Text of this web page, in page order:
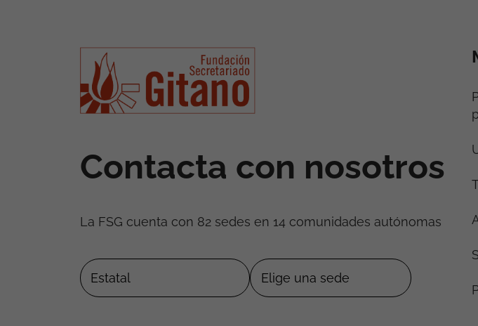
Contacta con nosotros
La FSG cuenta con 82 sedes en 14 comunidades autónomas